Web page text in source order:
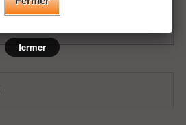
d'envies
fermer